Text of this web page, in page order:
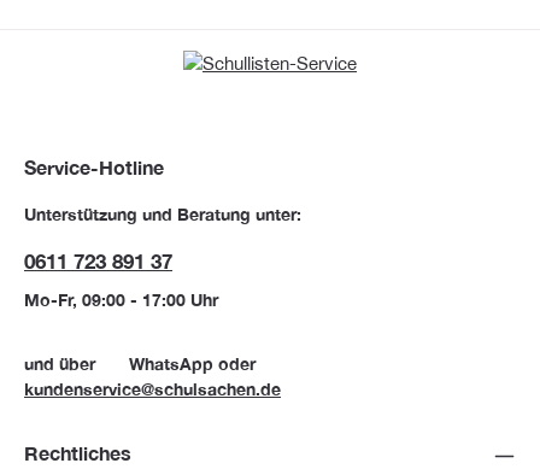
Service-Hotline
Unterstützung und Beratung unter:
0611 723 891 37
Mo-Fr, 09:00 - 17:00 Uhr
und über WhatsApp oder
kundenservice@schulsachen.de
Rechtliches